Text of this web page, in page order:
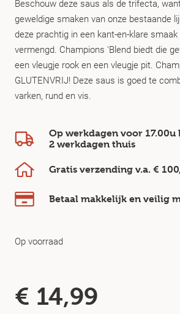
Beschouw deze saus als de trifecta,
geweldige smaken van onze bestaande
deze prachtig in een kant-en-klare
vermengd. Champions 'Blend biedt die
een vleugje rook en een vleugje pit.
GLUTENVRIJ! Deze saus is goed te
varken, rund en vis.
Op werkdagen voor 17.00u
2 werkdagen thuis
Gratis verzending v.a. €
Betaal makkelijk en veilig
Op voorraad
€ 14,99